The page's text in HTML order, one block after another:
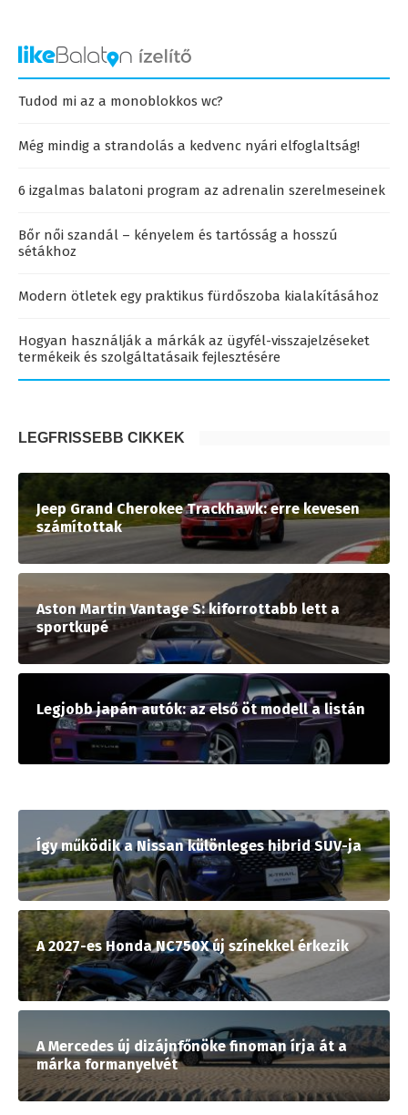
Tudod mi az a monoblokkos wc?
Még mindig a strandolás a kedvenc nyári elfoglaltság!
6 izgalmas balatoni program az adrenalin szerelmeseinek
Bőr női szandál – kényelem és tartósság a hosszú
sétákhoz
Modern ötletek egy praktikus fürdőszoba kialakításához
Hogyan használják a márkák az ügyfél-visszajelzéseket
termékeik és szolgáltatásaik fejlesztésére
LEGFRISSEBB CIKKEK
Jeep Grand Cherokee Trackhawk: erre kevesen
számítottak
Aston Martin Vantage S: kiforrottabb lett a
sportkupé
Legjobb japán autók: az első öt modell a listán
Így működik a Nissan különleges hibrid SUV-ja
A 2027-es Honda NC750X új színekkel érkezik
A Mercedes új dizájnfőnöke finoman írja át a
márka formanyelvét